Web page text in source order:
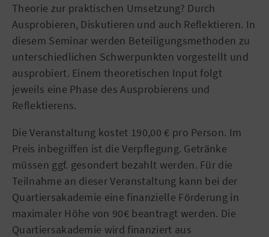
Theorie zur praktischen Umsetzung? Durch
Ausprobieren, Diskutieren und auch Reflektieren. In
diesem Seminar werden Beteiligungsmethoden zu
unterschiedlichen Schwerpunkten vorgestellt und
ausprobiert. Einem theoretischen Input folgt
jeweils eine Phase des Ausprobierens und
Reflektierens.
Die Veranstaltung kostet 190,00 € pro Person. Im
Preis inbegriffen ist die Verpflegung. Getränke
müssen ggf. gesondert bezahlt werden. Für die
Teilnahme an dieser Veranstaltung kann bei der
Quartiersakademie eine finanzielle Förderung in
maximaler Höhe von 90€ beantragt werden. Die
Quartiersakademie wird finanziert aus